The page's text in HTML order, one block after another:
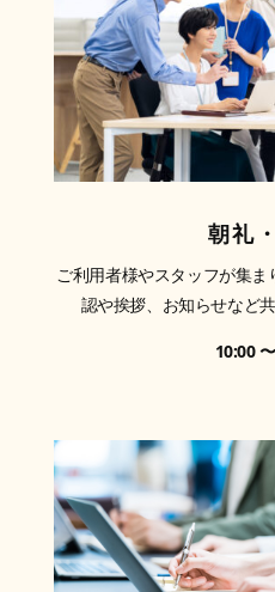
朝礼
ご利用者様やスタッフが集
認や挨拶、お知らせなど
10:00